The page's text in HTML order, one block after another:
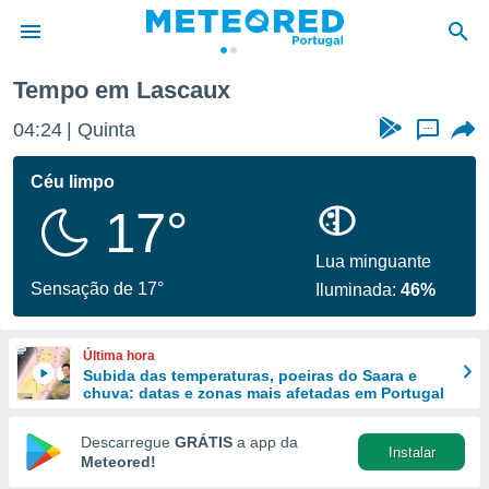
da
foi
fornecidas
a este
das
e
forma
digital
Tempo em Lascaux
04:24 Quinta ...
Céu limpo
17°
Sensação de 17°
Lua minguante
Iluminada:46%
Última hora
Subida das temperaturas, poeiras do Saara e
chuva: datas e zonas mais afetadas em Portugal
Descarregue GRÁTIS a app da
Meteored!
Instalar